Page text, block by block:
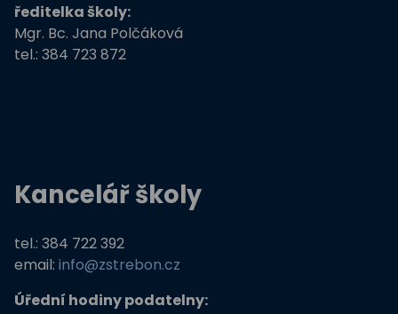
Stromy, skřeti, dřeváci
EU peníze školám
Němčina nekouše
Podpora programů prevence krim
ředitelka školy:
Mgr. Bc. Jana Polčáková
tel.: 384 723 872
Kancelář školy
tel.: 384 722 392
email: info@zstrebon.cz
Úřední hodiny podatelny: